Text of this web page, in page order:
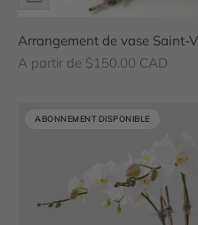
Arrangement de vase Saint-
Prix de vente
A partir de $150.00 CAD
ABONNEMENT DISPONIBLE